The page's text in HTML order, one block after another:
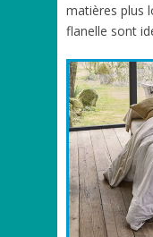
matières plus
flanelle sont